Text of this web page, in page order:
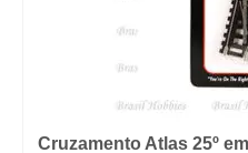
Cruzamento Atlas 25º